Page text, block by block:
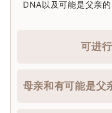
DNA以及可能是父亲
可进
母亲和有可能是父